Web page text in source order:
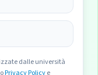
dalle università
Privacy Policye